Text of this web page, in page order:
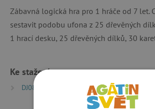
Zábavná logická hra pro 1 hráče od 7 let.
sestavit podobu ufona z 25 dřevěných
1 hrací desku, 25 dřevěných dílků, 30
Ke stažení
DJ08443_Pixel_Tangramy | PDF | 0.79 MB